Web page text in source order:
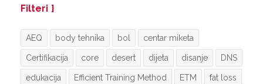
Filteri
AEQ body tehnika bol centar miketa
Certifikacija core desert dijeta disanje DNS
edukacija Efficient Training Method ETM fat loss